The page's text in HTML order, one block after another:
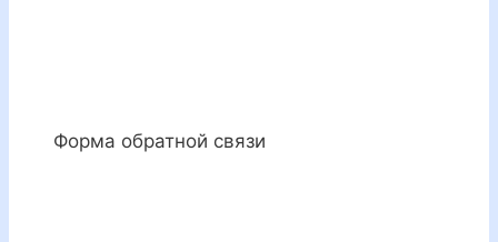
Форма обратной связи